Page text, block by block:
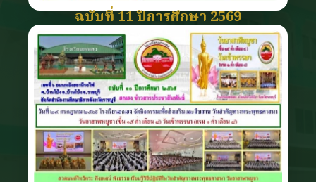
ฉบับที่ 11 ปีการศึกษา 2569